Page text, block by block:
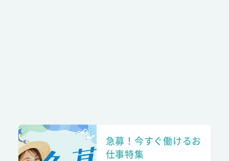
急募！今すぐ働けるお
仕事特集